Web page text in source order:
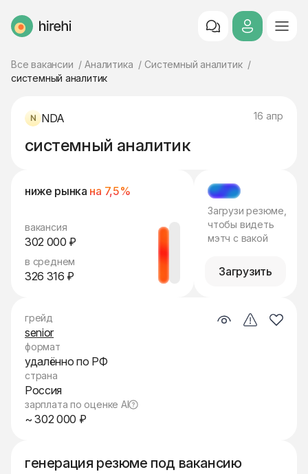
HireHi
Все вакансии Аналитика
Системный аналитик
системный аналитик
NDA 16 апр
системный аналитик
ниже рынка на 7,5%
вакансия
302 000 ₽
в среднем
326 316 ₽
МЭТЧ
Загрузи резюме,
чтобы видеть
мэтч с вакой
Загрузить
генерация резюме под вакансию
грейд
senior
формат
удалённо по РФ
страна
Россия
зарплата по оценке AI
~ 302 000 ₽